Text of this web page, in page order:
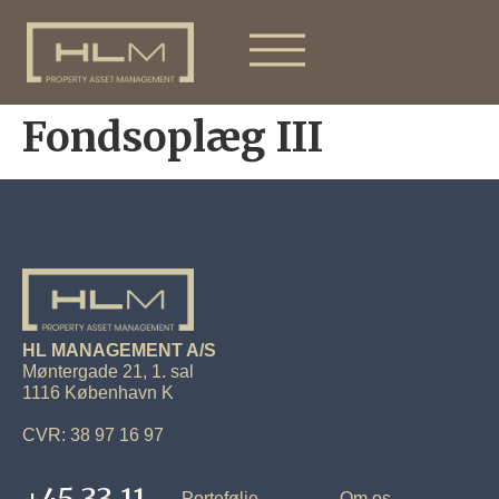
Fondsoplæg III
HL MANAGEMENT A/S
Møntergade 21, 1. sal
1116 København K
CVR: 38 97 16 97